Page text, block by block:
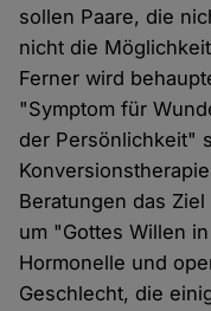
sollen Paare, die
nicht die
Ferner wird
"Symptom für
der Persönlichkeit"
Beratungen das
um "Gottes Willen
Hormonelle und
Geschlecht, die